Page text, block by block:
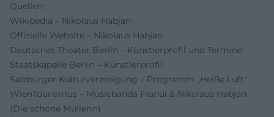
Quellen:
Wikipedia – Nikolaus Habjan
Offizielle Website – Nikolaus Habjan
Deutsches Theater Berlin – Künstlerprofil und Termine
Staatskapelle Berlin – Künstlerprofil
Salzburger Kulturvereinigung – Programm „Heiße Luft“
WienTourismus – Musicbanda Franui & Nikolaus Habjan
(Die schöne Müllerin)